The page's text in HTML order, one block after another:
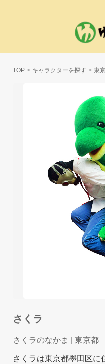
TOP キャラクターを探す 東
さくラ
さくラのなかま | 東京都
さくラは東京都墨田区に